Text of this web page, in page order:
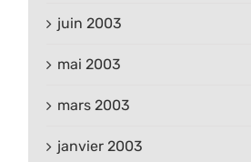
juin 2003
mai 2003
mars 2003
janvier 2003